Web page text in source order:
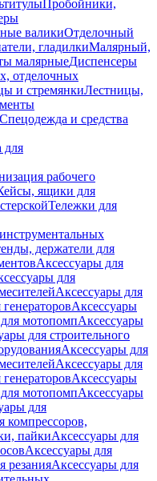
Пробойники,
валикиОтделочный
гладилкиМалярный,
малярныеДиспенсеры
отделочных
и стремянкиЛестницы,
Спецодежда и средства
для
рабочего
ящики для
Тележки для
держатели для
Аксессуары для
для
Аксессуары для
Аксессуары
мотопомпАксессуары
для строительного
Аксессуары для
Аксессуары для
Аксессуары
мотопомпАксессуары
для
компрессоров,
пайкиАксессуары для
Аксессуары для
резанияАксессуары для